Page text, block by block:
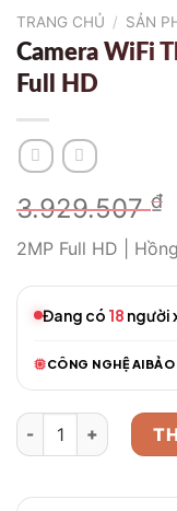
TRANG CHỦ / SẢN
Camera WiFi
Full HD
3.929.507₫
2MP Full HD |
Đang có 18 người
CÔNG NGHỆ AI
Camera WiFi Thông